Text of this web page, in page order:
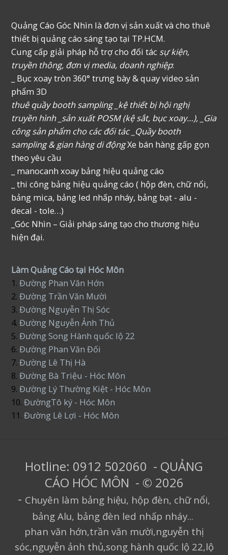
Quảng Cáo Góc Nhìn là đơn vị sản xuất và cho thuê
thiết bị quảng cáo sáng tạo tại TP.HCM.
Cung cấp giải pháp hỗ trợ cho đối tác sự kiện,
truyền thông, đơn vị media, doanh nghiệp:
_ Bục xoay tròn 360° trưng bày & quay video sản
phẩm 3D
thuê quầy booth sampling _kệ thiết bị hội nghị
truyền hình _sản xuất POSM (kệ sắt, bục xoay…), _Gia
công sản phẩm cho các đối tác _Quầy booth
sampling & gian hàng di độngXe bán hàng gấp gọn
theo yêu cầu
_ manocanh xoay bảng hiệu quảng cáo
_ thi công bảng hiệu quảng cáo ( hộp đèn, chữ nổi,
bảng mica, bảng led nhấp nháy, bảng bạt - alu -
decal - tole…)
_Góc Nhìn – Giải pháp sáng tạo cho thương hiệu
hiện đại.
Làm Quảng Cáo tại Hóc Môn
1.Đường Phan Văn Hớn
2.Đường Trần Văn Mười
3.Đường Nguyễn Thị Sóc
4. Đường Nguyễn Ảnh Thủ
5.Đường Song Hành quốc lộ 22
6.Đường Phan Văn Đối
7. Đường Lê Thị Hà
8.Đường Bà Triệu - Hóc Môn
9.Đường Lý Thường Kiệt - Hóc Môn
10.ĐườngTô ký - Hóc Môn
11.Đường Lê Lợi - Hóc Môn
Hotline: 0912 502060 - QUẢNG
CÁO HÓC MÔN - © 2026
- Chuyên làm bảng hiệu, hộp đèn, chữ nổi,
bảng Alu, bảng đèn led nhấp nháy...
phan văn hớn,trần văn mười,nguyễn thị
sóc,nguyễn ảnh thủ,song hành quốc lộ 22,lộ